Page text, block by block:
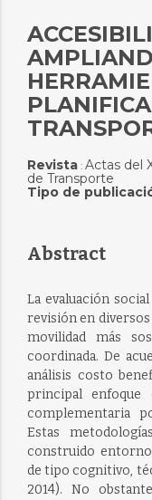
Revista: Actas del
de Transporte
Tipo de
Abstract
La evaluación
revisión en
movilidad más
coordinada. De
análisis costo
principal enfoque
complementaria
Estas
construido
de tipo cognitivo,
2014). No